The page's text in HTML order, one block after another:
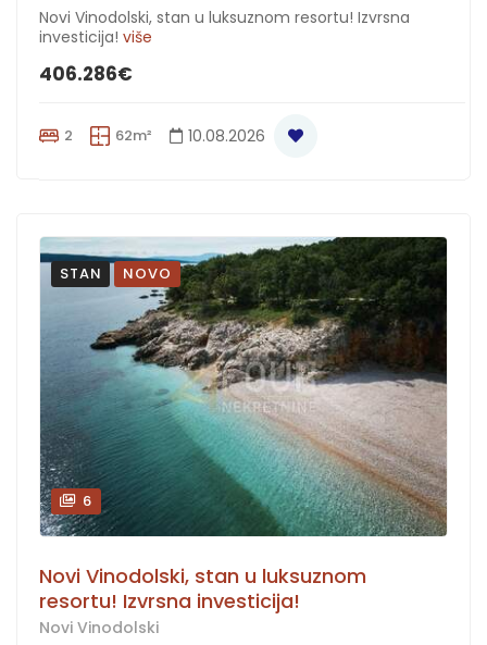
Novi Vinodolski, stan u luksuznom resortu! Izvrsna
investicija! više
406.286€
2 62m² 10.08.2026
STAN NOVO
6
Novi Vinodolski, stan u luksuznom
resortu! Izvrsna investicija!
Novi Vinodolski